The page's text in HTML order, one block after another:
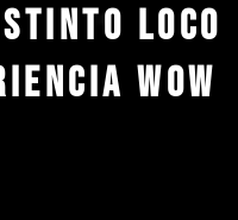
LOCO
WOW